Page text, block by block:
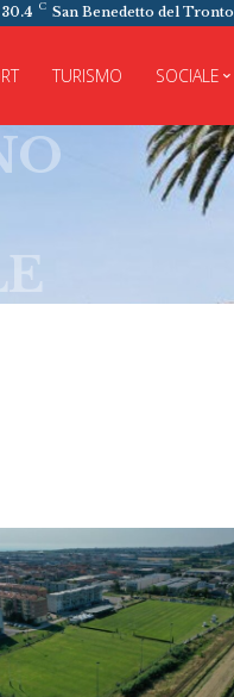
30.4 C San Benedetto del Tronto
TURISMO SOCIALE